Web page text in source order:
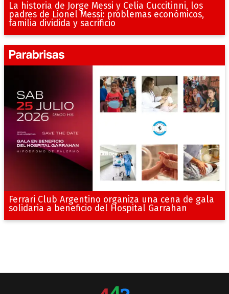
La historia de Jorge Messi y Celia Cuccitinni, los
padres de Lionel Messi: problemas económicos,
familia dividida y sacrificio
Ferrari Club Argentino organiza una cena de gala
solidaria a beneficio del Hospital Garrahan